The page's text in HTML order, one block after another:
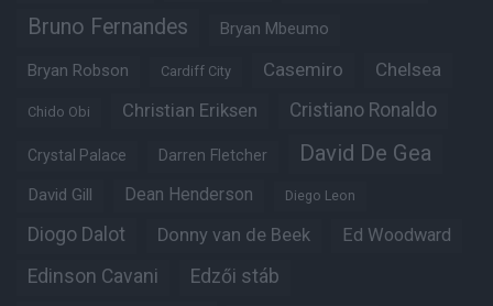
Bruno Fernandes Bryan Mbeumo
Bryan Robson Cardiff City Casemiro Chelsea
Chido Obi Christian Eriksen Cristiano Ronaldo
Crystal Palace Darren Fletcher David De Gea
David Gill Dean Henderson Diego Leon
Diogo Dalot Donny van de Beek Ed Woodward
Edinson Cavani Edzői stáb